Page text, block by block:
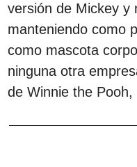
versión de Mickey y
manteniendo como
como mascota
ninguna otra
de Winnie the